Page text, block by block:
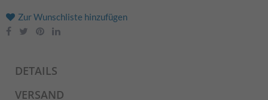
Zur Wunschliste hinzufügen
DETAILS
VERSAND